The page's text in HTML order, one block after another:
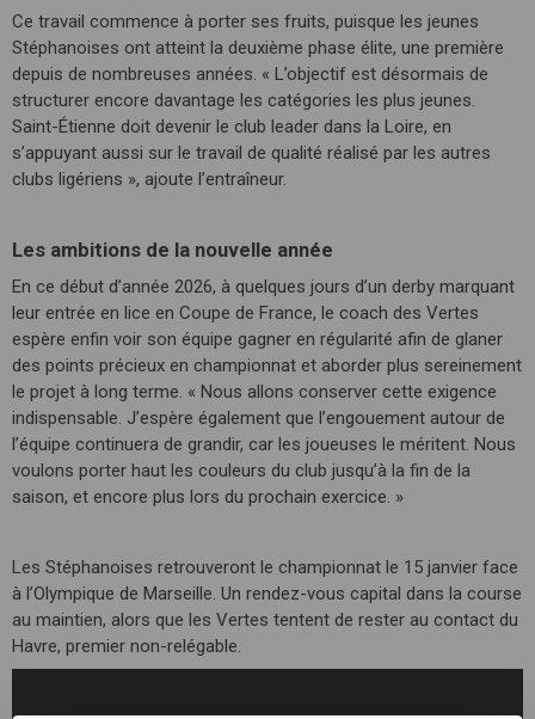
Ce travail commence à porter ses fruits, puisque les jeunes
Stéphanoises ont atteint la deuxième phase élite, une première
depuis de nombreuses années. « L’objectif est désormais de
structurer encore davantage les catégories les plus jeunes.
Saint-Étienne doit devenir le club leader dans la Loire, en
s’appuyant aussi sur le travail de qualité réalisé par les autres
clubs ligériens », ajoute l’entraîneur.
Les ambitions de la nouvelle année
En ce début d’année 2026, à quelques jours d’un derby marquant
leur entrée en lice en Coupe de France, le coach des Vertes
espère enfin voir son équipe gagner en régularité afin de glaner
des points précieux en championnat et aborder plus sereinement
le projet à long terme. « Nous allons conserver cette exigence
indispensable. J’espère également que l’engouement autour de
l’équipe continuera de grandir, car les joueuses le méritent. Nous
voulons porter haut les couleurs du club jusqu’à la fin de la
saison, et encore plus lors du prochain exercice. »
Les Stéphanoises retrouveront le championnat le 15 janvier face
à l’Olympique de Marseille. Un rendez-vous capital dans la course
au maintien, alors que les Vertes tentent de rester au contact du
Havre, premier non-relégable.